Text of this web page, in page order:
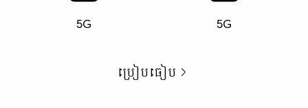
5G 5G
ប្រៀបធៀប